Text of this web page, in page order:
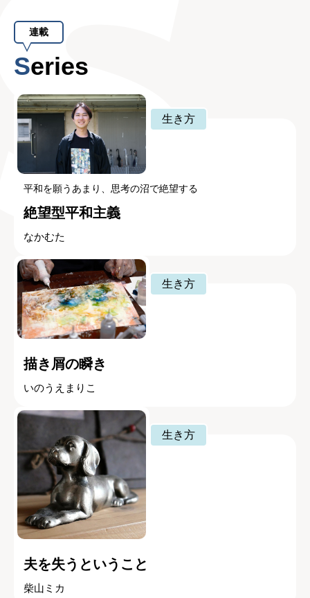
連載
Series
生き方
平和を願うあまり、思考の沼で絶望する
絶望型平和主義
なかむた
生き方
描き屑の瞬き
いのうえまりこ
生き方
夫を失うということ
柴山ミカ